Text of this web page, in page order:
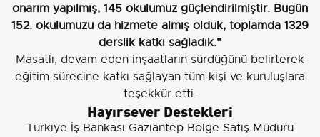
onarım yapılmış, 145 okulumuz güçlendirilmiştir. Bugün
152. okulumuzu da hizmete almış olduk, toplamda 1329
derslik katkı sağladık."
Masatlı, devam eden inşaatların sürdüğünü belirterek
eğitim sürecine katkı sağlayan tüm kişi ve kuruluşlara
teşekkür etti.
Hayırsever Destekleri
Türkiye İş Bankası Gaziantep Bölge Satış Müdürü